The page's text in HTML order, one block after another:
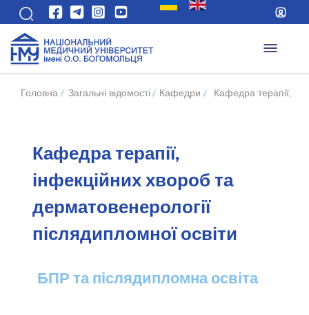
Головна / Загальні відомості / Кафедри / Кафедра терапії,
Кафедра терапії,
інфекційних хвороб та
дерматовенерології
післядипломної освіти
БПР та післядипломна освіта